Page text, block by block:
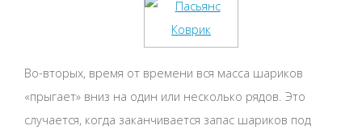
Во-вторых, время от времени вся масса шариков
«прыгает» вниз на один или несколько рядов. Это
случается, когда заканчивается запас шариков под